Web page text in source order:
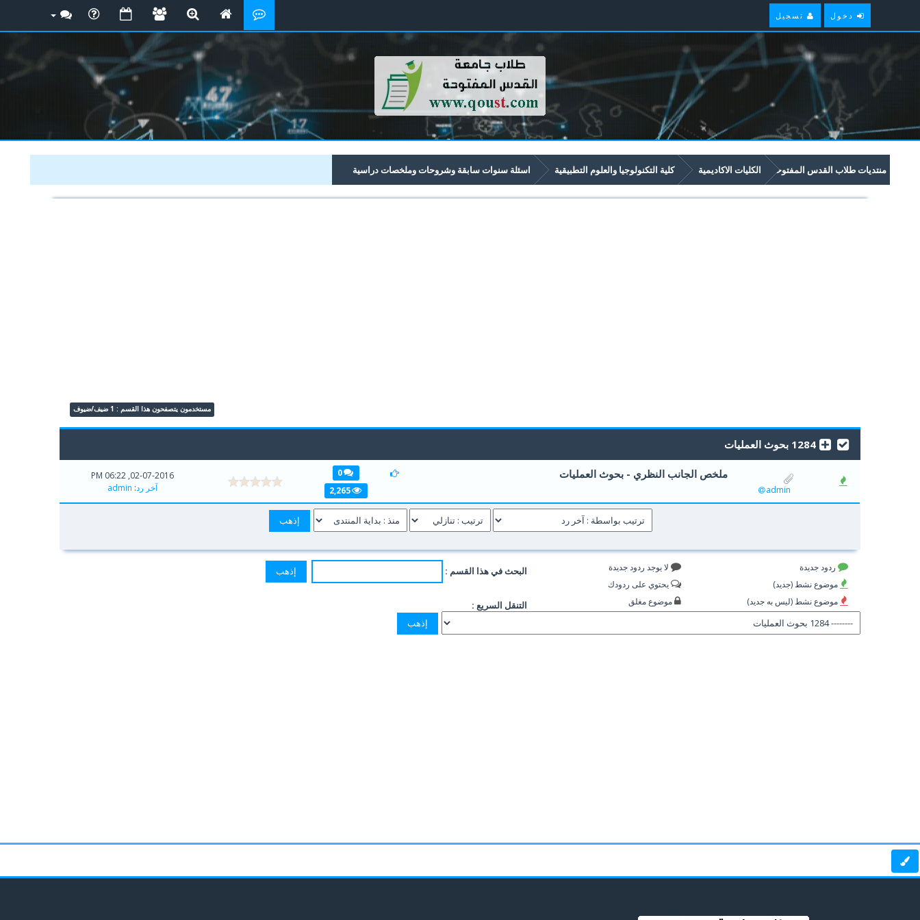
دخول تسجيل
منتديات طلاب القدس المفتوحة الكليات الاكاديمية كلية التكنولوجيا والعلوم التطبيقية اسئلة سنوات سابقة وشروحات وملخصات دراسية
امتحانات سابقة وملخصات لمواد مستوى سنة ثانية في برنامج العلوم والتكنولوجيا تبدأ برقم 12xx 1284 بحوث العمليات
مستخدمون يتصفحون هذا القسم : 1 ضيف/ضيوف
1284 بحوث العمليات
ملخص الجانب النظري - بحوث العمليات
admin
0
2,265
0 أصوات - 0 من معدل 5 أصوات 12345
02-07-2016, 06:22 PM
آخر رد:
admin
ردود جديدة
موضوع نشط (جديد)
موضوع نشط (ليس به جديد)
لا يوجد ردود جديدة
يحتوي على ردودك
موضوع مغلق
البحث في هذا القسم :
التنقل السريع :